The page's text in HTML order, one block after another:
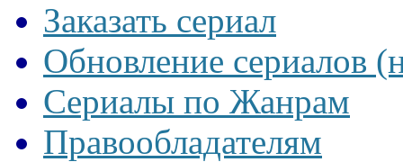
Заказать сериал
Обновление сериалов
Сериалы по Жанрам
Правообладателям